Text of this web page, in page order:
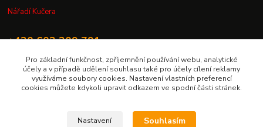
Nářadí Kučera
+420 603 209 791
info@naradikucera.cz
Pro základní funkčnost, zpříjemnění používání webu, analytické
účely a v případě udělení souhlasu také pro účely cílení reklamy
využíváme soubory cookies. Nastavení vlastních preferencí
cookies můžete kdykoli upravit odkazem ve spodní části stránek.
Nastavení Souhlasím